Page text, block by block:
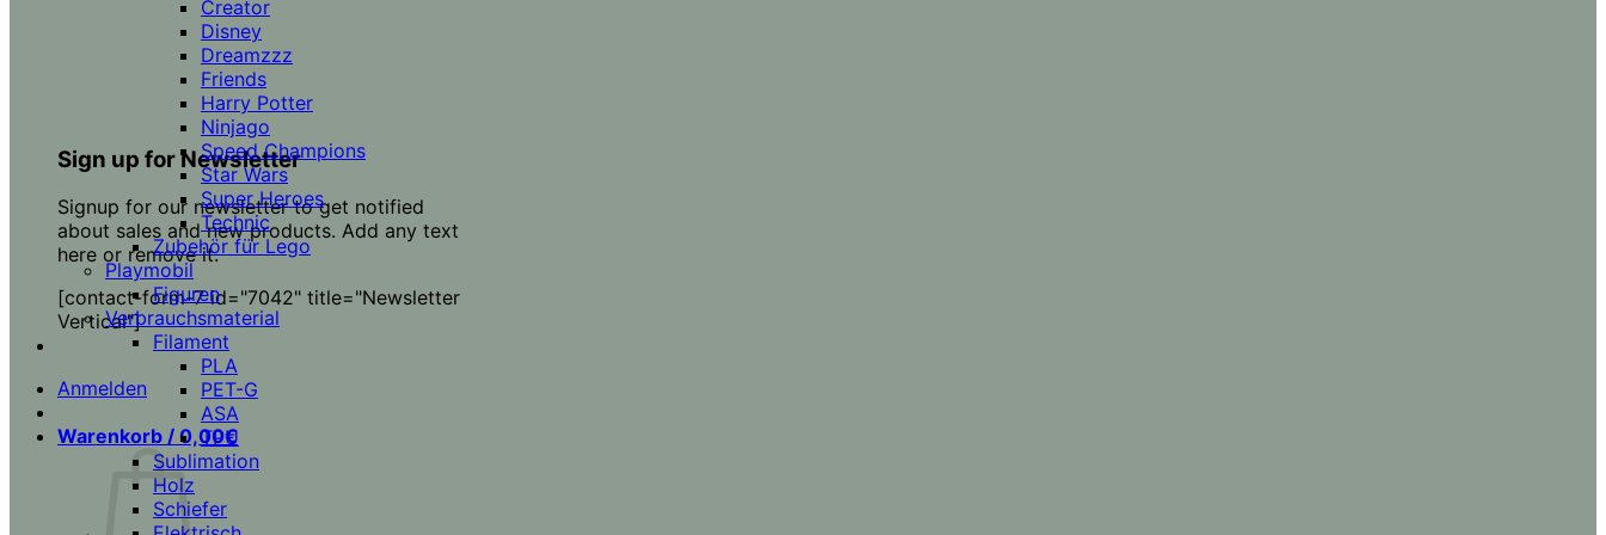
Sign up for Newsletter
Signup for our newsletter to get notified
about sales and new products. Add any text
here or remove it.
[contact-form-7 id="7042" title="Newsletter
Vertical"]
Anmelden
Warenkorb / 0,00€
Creator
Disney
Dreamzzz
Friends
Harry Potter
Ninjago
Speed Champions
Star Wars
Super Heroes
Technic
Zubehör für Lego
Playmobil
Figuren
Verbrauchsmaterial
Filament
PLA
PET-G
ASA
TPU
Sublimation
Holz
Schiefer